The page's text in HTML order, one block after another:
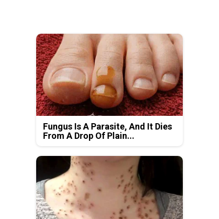
Fungus Is A Parasite, And It Dies
From A Drop Of Plain...